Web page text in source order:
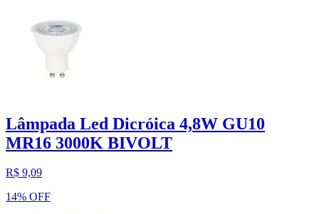
Lâmpada Led Dicróica 4,8W GU10
MR16 3000K BIVOLT
R$ 9,09
14% OFF